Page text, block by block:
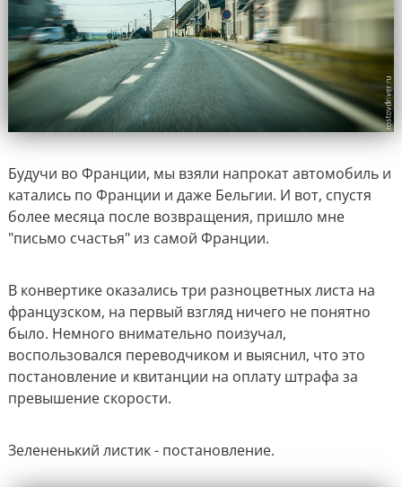
Будучи во Франции, мы взяли напрокат автомобиль и
катались по Франции и даже Бельгии. И вот, спустя
более месяца после возвращения, пришло мне
"письмо счастья" из самой Франции.
В конвертике оказались три разноцветных листа на
французском, на первый взгляд ничего не понятно
было. Немного внимательно поизучал,
воспользовался переводчиком и выяснил, что это
постановление и квитанции на оплату штрафа за
превышение скорости.
Зелененький листик - постановление.